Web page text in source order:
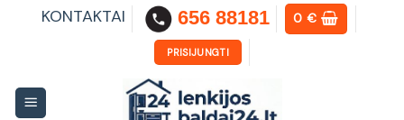
KONTAKTAI 656 88181 0€
PRISIJUNGTI